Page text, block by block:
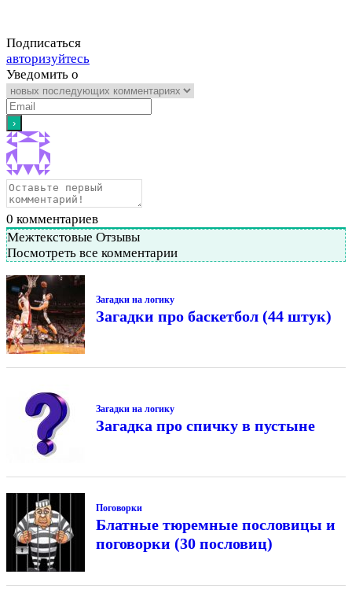
Подписаться
авторизуйтесь
Уведомить о
0 комментариев
Межтекстовые Отзывы
Посмотреть все комментарии
Загадки на логику
Загадки про баскетбол (44 штук)
Загадки на логику
Загадка про спичку в пустыне
Поговорки
Блатные тюремные пословицы и
поговорки (30 пословиц)